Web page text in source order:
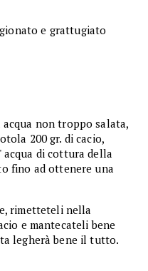
e grattugiato
non troppo salata,
200 gr. di cacio,
acqua di cottura della
fino ad ottenere una
rimetteteli nella
e mantecateli bene
legherà bene il tutto.